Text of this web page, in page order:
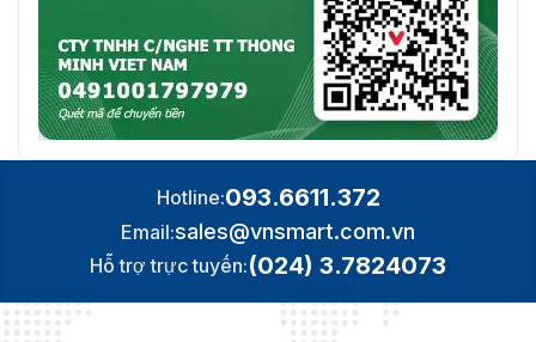
Hotline:093.6611.372
Email:sales@vnsmart.com.vn
Hỗ trợ trực tuyến:(024) 3.7824073